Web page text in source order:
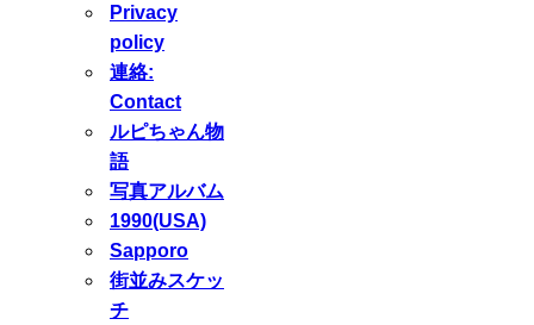
Privacy
policy
連絡:
Contact
ルピちゃん物
語
写真アルバム
1990(USA)
Sapporo
街並みスケッ
チ